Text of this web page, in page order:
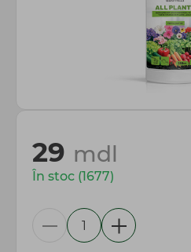
Totul pentru gospodărie
29 mdl
În stoc (1677)